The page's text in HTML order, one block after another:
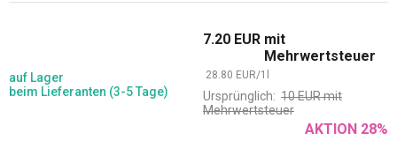
auf Lager
beim Lieferanten (3-5 Tage)
7.20 EUR mit
Mehrwertsteuer
28.80 EUR/1
Ursprünglich: 10EURmit
Mehrwertsteuer
AKTION 28%